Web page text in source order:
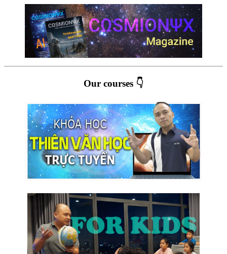
Our courses 👇